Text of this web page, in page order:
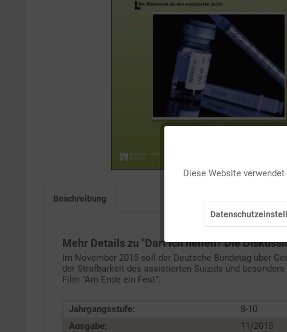
Beschreibung
Mehr Details zu "Darf ich helfen? Die
Im November 2015 soll der Deutsche Bundetag über
der Strafbarkeit des assistierten Suizids und
Film "Am Ende ein Fest".
Jahrgangsstufe:
8-10
Ausgabe:
11/2015
Service
Diese Website